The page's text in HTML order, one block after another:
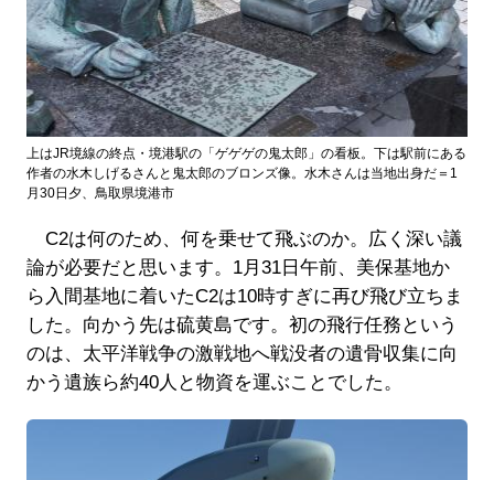
上はJR境線の終点・境港駅の「ゲゲゲの鬼太郎」の看板。下は駅前にある
作者の水木しげるさんと鬼太郎のブロンズ像。水木さんは当地出身だ＝1
月30日夕、鳥取県境港市
C2は何のため、何を乗せて飛ぶのか。広く深い議
論が必要だと思います。1月31日午前、美保基地か
ら入間基地に着いたC2は10時すぎに再び飛び立ちま
した。向かう先は硫黄島です。初の飛行任務という
のは、太平洋戦争の激戦地へ戦没者の遺骨収集に向
かう遺族ら約40人と物資を運ぶことでした。